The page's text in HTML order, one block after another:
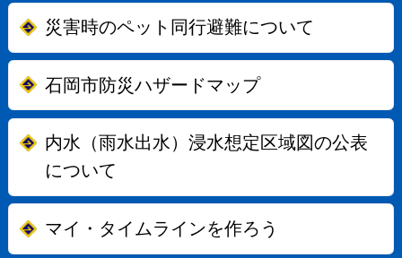
災害時のペット同行避難について
石岡市防災ハザードマップ
内水（雨水出水）浸水想定区域図の公表
について
マイ・タイムラインを作ろう